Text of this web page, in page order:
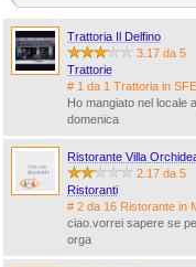
Trattoria Il Delfino
3.17 da 5
Trattorie
# 1 da 1 Trattoria in
Ho mangiato nel locale
domenica
Ristorante Villa
2.17 da 5
Ristoranti
# 2 da 16 Ristorante in
ciao.vorrei sapere se
orga